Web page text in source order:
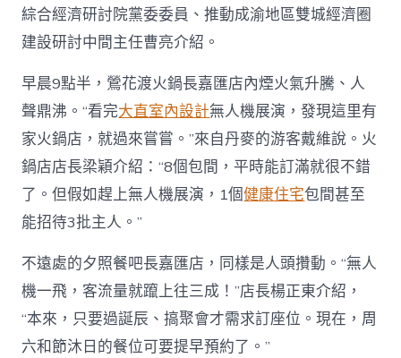
綜合經濟研討院黨委委員、推動成渝地區雙城經濟圈
建設研討中間主任曹亮介紹。
早晨9點半，鶯花渡火鍋長嘉匯店內煙火氣升騰、人
聲鼎沸。“看完大直室內設計無人機展演，發現這里有
家火鍋店，就過來嘗嘗。”來自丹麥的游客戴維說。火
鍋店店長梁穎介紹：“8個包間，平時能訂滿就很不錯
了。但假如趕上無人機展演，1個健康住宅包間甚至
能招待3批主人。”
不遠處的夕照餐吧長嘉匯店，同樣是人頭攢動。“無人
機一飛，客流量就躥上往三成！”店長楊正東介紹，
“本來，只要過誕辰、搞聚會才需求訂座位。現在，周
六和節沐日的餐位可要提早預約了。”